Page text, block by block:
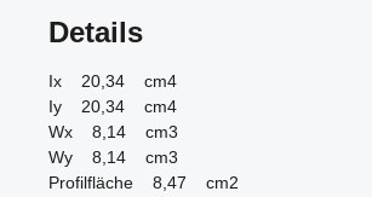
Details
Ix 20,34 cm4
Iy 20,34 cm4
Wx 8,14 cm3
Wy 8,14 cm3
Profilfläche 8,47 cm2